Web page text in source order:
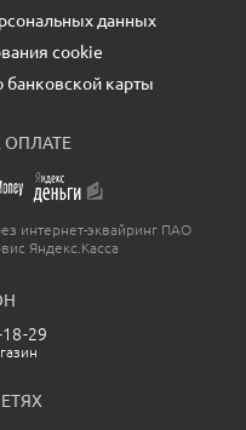
данных
cookie
карты
интернет-эквайринг ПАО
Яндекс.Касса
29